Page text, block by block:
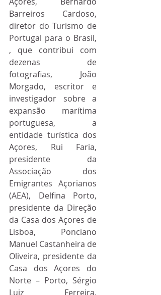
Barreiros Cardoso,
diretor do Turismo de
Portugal para o Brasil,
, que contribui com
dezenas de
fotografias, João
Morgado, escritor e
investigador sobre a
expansão marítima
portuguesa, a
entidade turística dos
Açores, Rui Faria,
presidente da
Associação dos
Emigrantes Açorianos
(AEA), Delfina Porto,
presidente da Direção
da Casa dos Açores de
Lisboa, Ponciano
Manuel Castanheira de
Oliveira, presidente da
Casa dos Açores do
Norte – Porto, Sérgio
Luiz Ferreira,